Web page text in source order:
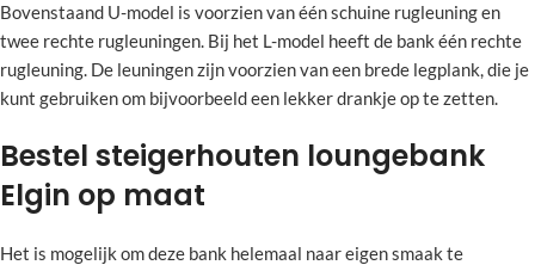
Bovenstaand U-model is voorzien van één schuine rugleuning en
twee rechte rugleuningen. Bij het L-model heeft de bank één rechte
rugleuning. De leuningen zijn voorzien van een brede legplank, die je
kunt gebruiken om bijvoorbeeld een lekker drankje op te zetten.
Bestel steigerhouten loungebank
Elgin op maat
Het is mogelijk om deze bank helemaal naar eigen smaak te